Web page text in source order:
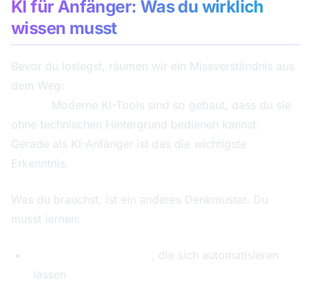
KI für Anfänger: Was du wirklich
wissen musst
Bevor du loslegst, räumen wir ein Missverständnis aus
dem Weg:
Moderne KI-Tools sind so gebaut, dass du sie
ohne technischen Hintergrund bedienen kannst.
Gerade als KI-Anfänger ist das die wichtigste
Erkenntnis.
Was du brauchst, ist ein anderes Denkmuster. Du
musst lernen:
, die sich automatisieren
lassen